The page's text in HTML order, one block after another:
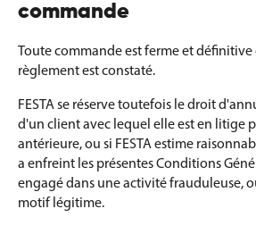
commande
Toute commande est ferme et définitive
règlement est constaté.
FESTA se réserve toutefois le droit
d'un client avec lequel elle est en litige
antérieure, ou si FESTA estime
a enfreint les présentes Conditions
engagé dans une activité frauduleuse,
motif légitime.